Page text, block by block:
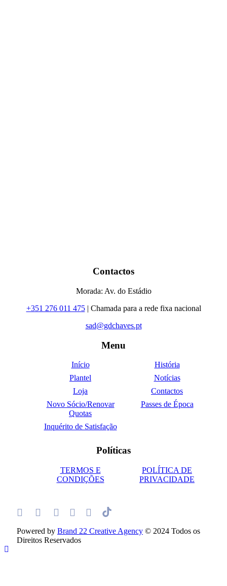
Contactos
Morada: Av. do Estádio
+351 276 011 475| Chamada para a rede fixa nacional
sad@gdchaves.pt
Menu
Início
História
Plantel
Notícias
Loja
Contactos
Novo Sócio/Renovar
Quotas
Passes de Época
Inquérito de Satisfação
Políticas
TERMOS E
CONDIÇÕES
POLÍTICA DE
PRIVACIDADE
Powered by Brand 22 Creative Agency © 2024 Todos os
Direitos Reservados